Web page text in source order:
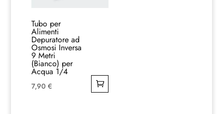
Tubo per
Alimenti
Depuratore ad
Osmosi Inversa
9 Metri
(Bianco) per
Acqua 1/4
7,90 €